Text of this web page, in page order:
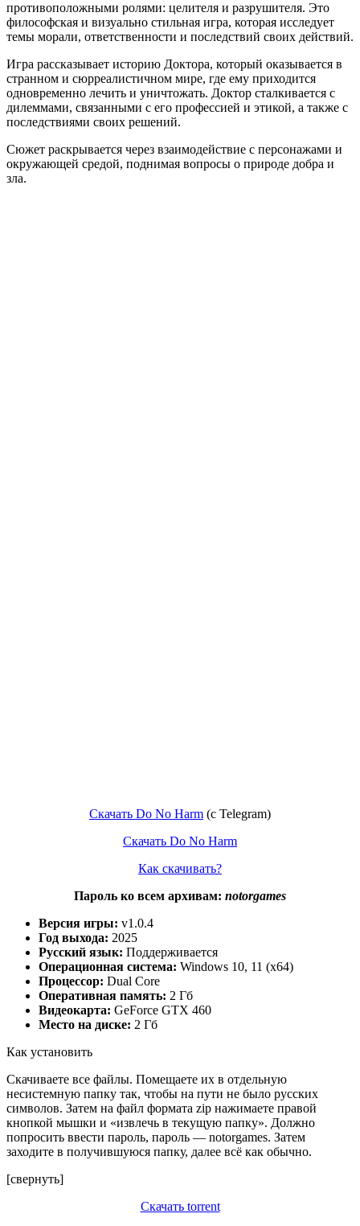
противоположными ролями: целителя и разрушителя. Это
философская и визуально стильная игра, которая исследует
темы морали, ответственности и последствий своих действий.
Игра рассказывает историю Доктора, который оказывается в
странном и сюрреалистичном мире, где ему приходится
одновременно лечить и уничтожать. Доктор сталкивается с
дилеммами, связанными с его профессией и этикой, а также с
последствиями своих решений.
Сюжет раскрывается через взаимодействие с персонажами и
окружающей средой, поднимая вопросы о природе добра и
зла.
Скачать Do No Harm (c Telegram)
Скачать Do No Harm
Как скачивать?
Пароль ко всем архивам: notorgames
Версия игры: v1.0.4
Год выхода: 2025
Русский язык: Поддерживается
Операционная система: Windows 10, 11 (x64)
Процессор: Dual Core
Оперативная память: 2 Гб
Видеокарта: GeForce GTX 460
Место на диске: 2 Гб
Как установить
Скачиваете все файлы. Помещаете их в отдельную
несистемную папку так, чтобы на пути не было русских
символов. Затем на файл формата zip нажимаете правой
кнопкой мышки и «извлечь в текущую папку». Должно
попросить ввести пароль, пароль — notorgames. Затем
заходите в получившуюся папку, далее всё как обычно.
[свернуть]
Скачать torrent